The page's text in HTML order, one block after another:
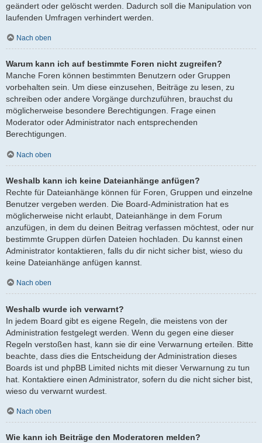
geändert oder gelöscht werden. Dadurch soll die Manipulation von
laufenden Umfragen verhindert werden.
Nach oben
Warum kann ich auf bestimmte Foren nicht zugreifen?
Manche Foren können bestimmten Benutzern oder Gruppen
vorbehalten sein. Um diese einzusehen, Beiträge zu lesen, zu
schreiben oder andere Vorgänge durchzuführen, brauchst du
möglicherweise besondere Berechtigungen. Frage einen
Moderator oder Administrator nach entsprechenden
Berechtigungen.
Nach oben
Weshalb kann ich keine Dateianhänge anfügen?
Rechte für Dateianhänge können für Foren, Gruppen und einzelne
Benutzer vergeben werden. Die Board-Administration hat es
möglicherweise nicht erlaubt, Dateianhänge in dem Forum
anzufügen, in dem du deinen Beitrag verfassen möchtest, oder nur
bestimmte Gruppen dürfen Dateien hochladen. Du kannst einen
Administrator kontaktieren, falls du dir nicht sicher bist, wieso du
keine Dateianhänge anfügen kannst.
Nach oben
Weshalb wurde ich verwarnt?
In jedem Board gibt es eigene Regeln, die meistens von der
Administration festgelegt werden. Wenn du gegen eine dieser
Regeln verstoßen hast, kann sie dir eine Verwarnung erteilen. Bitte
beachte, dass dies die Entscheidung der Administration dieses
Boards ist und phpBB Limited nichts mit dieser Verwarnung zu tun
hat. Kontaktiere einen Administrator, sofern du die nicht sicher bist,
wieso du verwarnt wurdest.
Nach oben
Wie kann ich Beiträge den Moderatoren melden?